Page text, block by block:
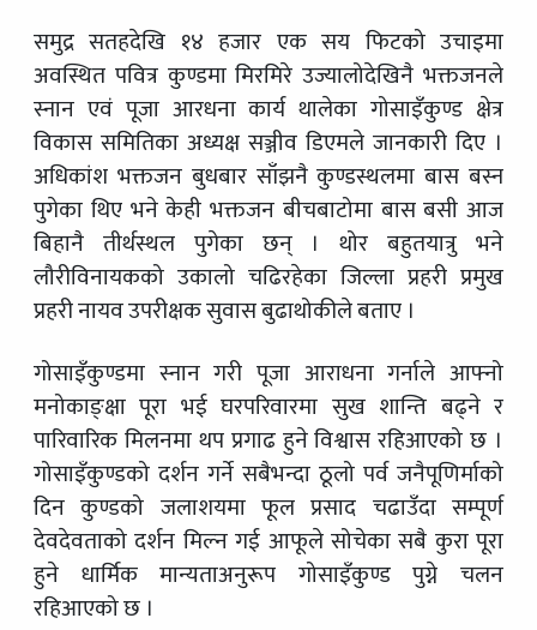
समुद्र सतहदेखि १४ हजार एक सय फिटको उचाइमा
अवस्थित पवित्र कुण्डमा मिरमिरे उज्यालोदेखिनै भक्तजनले
स्नान एवं पूजा आरधना कार्य थालेका गोसाइँकुण्ड क्षेत्र
विकास समितिका अध्यक्ष सञ्जीव डिएमले जानकारी दिए ।
अधिकांश भक्तजन बुधबार साँझनै कुण्डस्थलमा बास बस्न
पुगेका थिए भने केही भक्तजन बीचबाटोमा बास बसी आज
बिहानै तीर्थस्थल पुगेका छन् । थोर बहुतयात्रु भने
लौरीविनायकको उकालो चढिरहेका जिल्ला प्रहरी प्रमुख
प्रहरी नायव उपरीक्षक सुवास बुढाथोकीले बताए ।
गोसाइँकुण्डमा स्नान गरी पूजा आराधना गर्नाले आफ्नो
मनोकाङ्क्षा पूरा भई घरपरिवारमा सुख शान्ति बढ्ने र
पारिवारिक मिलनमा थप प्रगाढ हुने विश्वास रहिआएको छ ।
गोसाइँकुण्डको दर्शन गर्ने सबैभन्दा ठूलो पर्व जनैपूणिर्माको
दिन कुण्डको जलाशयमा फूल प्रसाद चढाउँदा सम्पूर्ण
देवदेवताको दर्शन मिल्न गई आफूले सोचेका सबै कुरा पूरा
हुने धार्मिक मान्यताअनुरूप गोसाइँकुण्ड पुग्ने चलन
रहिआएको छ ।